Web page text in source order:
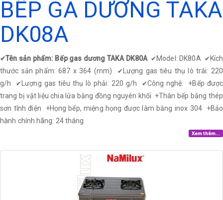
BẾP GA DƯƠNG TAKA
DK08A
✔Tên sản phẩm: Bếp gas dương TAKA DK80A ✔Model: DK80A ✔Kích
thước sản phẩm: 687 x 364 (mm)
✔Lượng gas tiêu thụ lò trái: 220
g/h ✔Lượng gas tiêu thụ lò phải: 220 g/h ✔Công nghệ: +Bếp được
trang bị vật liệu chia lửa bằng đồng nguyên khối +Thân bếp bằng thép
sơn tĩnh điện +Họng bếp, miệng họng được làm bằng inox 304 +Bảo
hành chính hãng: 24 tháng
Xem thêm...